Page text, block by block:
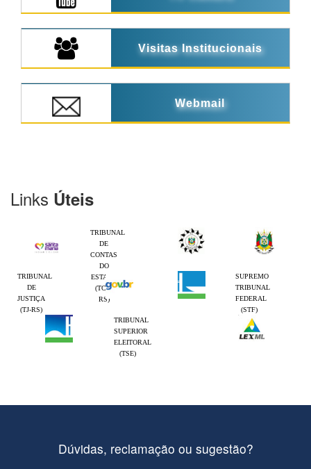
Visitas Institucionais
Webmail
Links Úteis
TRIBUNAL
DE
CONTAS
DO
ESTADO
(TCE-
RS)
TRIBUNAL
DE
JUSTIÇA
(TJ-RS)
SUPREMO
TRIBUNAL
FEDERAL
(STF)
TRIBUNAL
SUPERIOR
ELEITORAL
(TSE)
Dúvidas, reclamação ou sugestão?